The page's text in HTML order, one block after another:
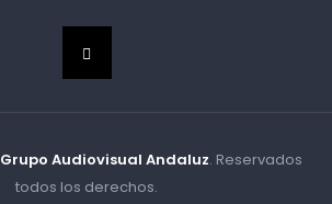
Grupo Audiovisual Andaluz. Reservados
todos los derechos.